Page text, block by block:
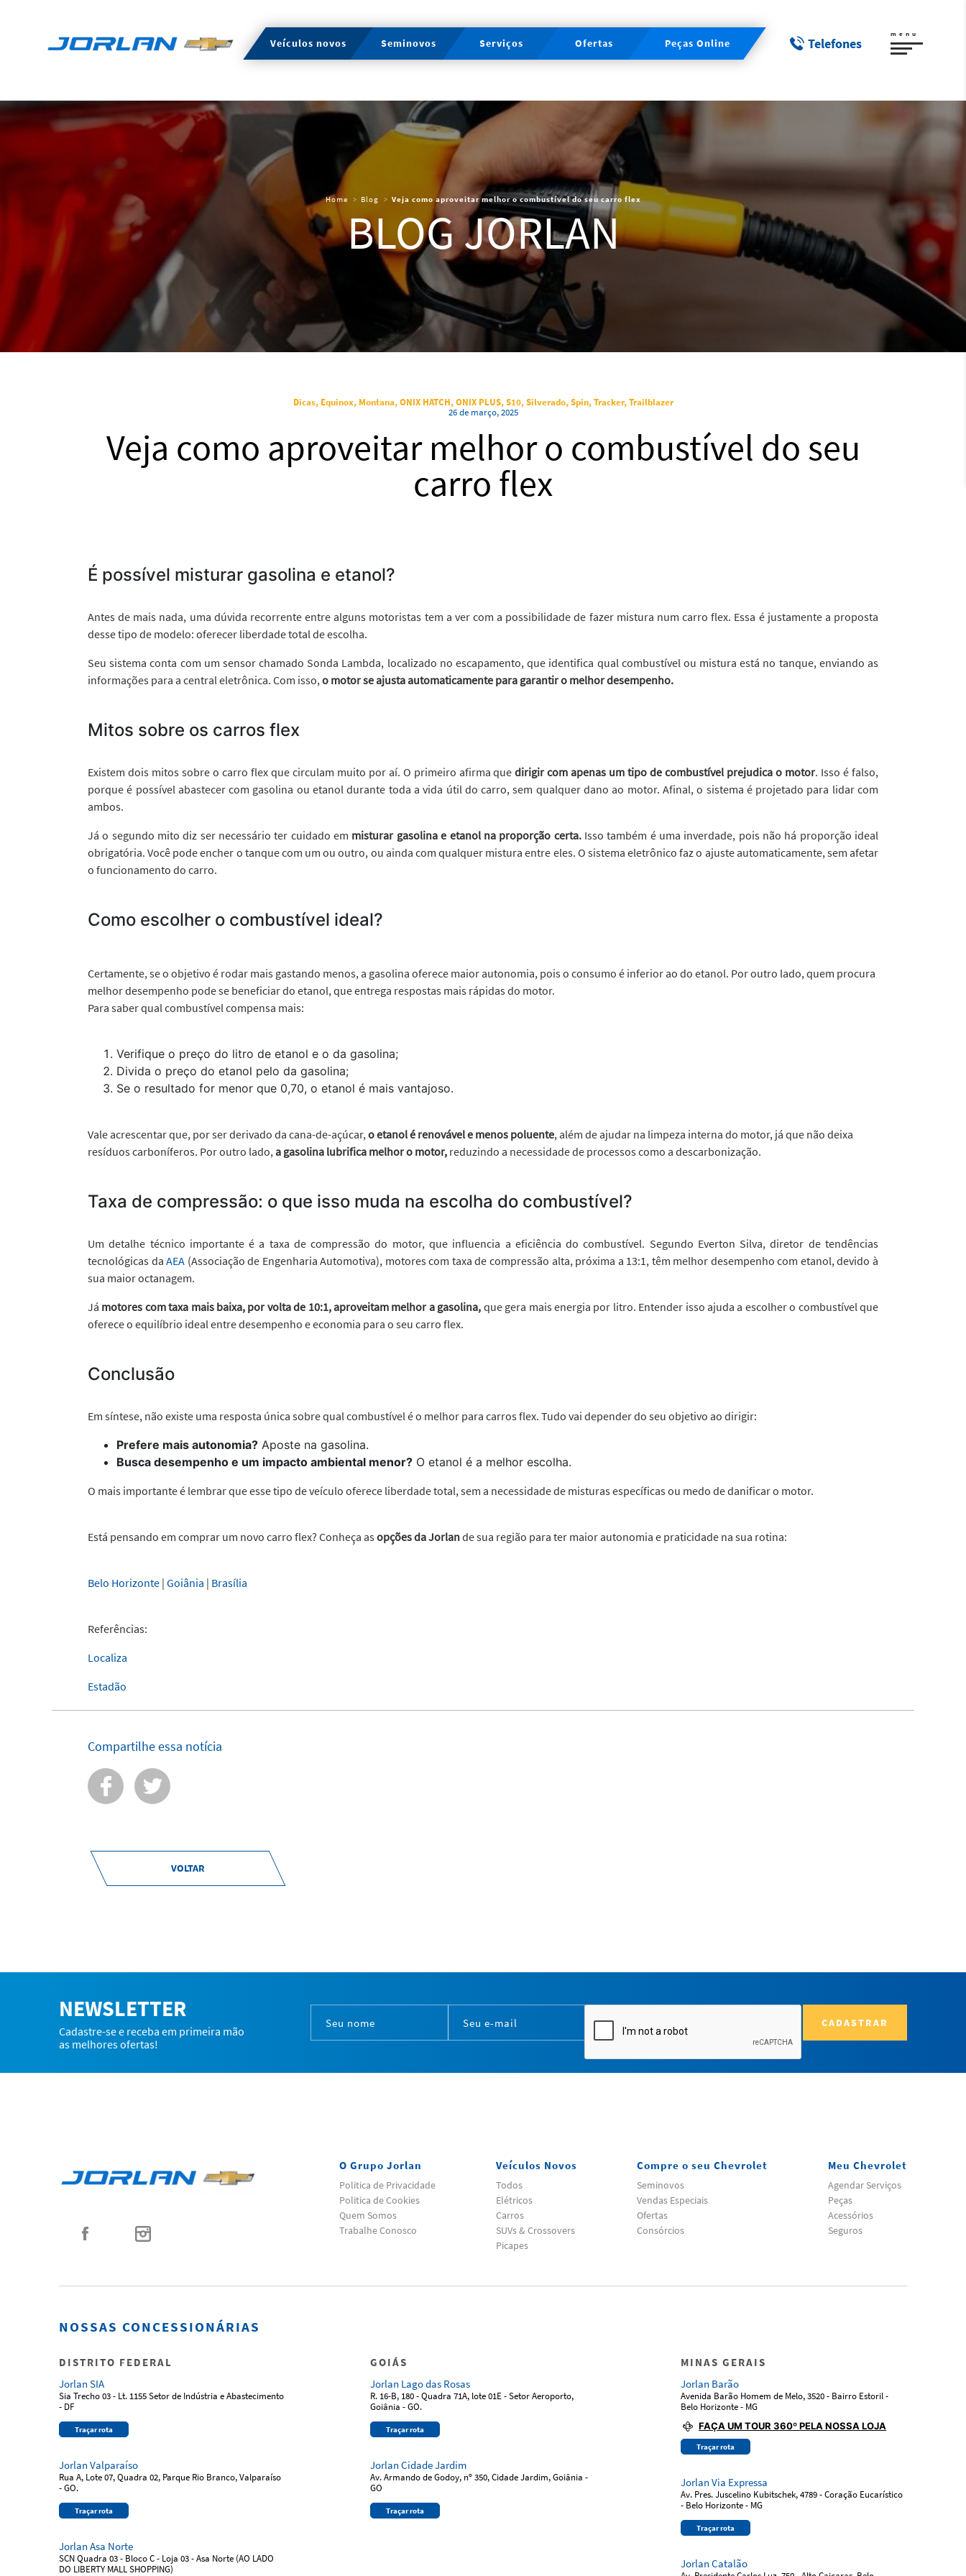
Veículos novos Seminovos Serviços Ofertas Peças Online Telefones
menu
Home Blog Veja como aproveitar melhor o combustível do seu carro flex
BLOG JORLAN
Dicas, Equinox, Montana, ONIX HATCH, ONIX PLUS, S10, Silverado, Spin, Tracker, Trailblazer
26 de março, 2025
Veja como aproveitar melhor o combustível do seu
carro flex
É possível misturar gasolina e etanol?
Antes de mais nada, uma dúvida recorrente entre alguns motoristas tem a ver com a possibilidade de fazer mistura num carro flex. Essa é justamente a proposta
desse tipo de modelo: oferecer liberdade total de escolha.
Seu sistema conta com um sensor chamado Sonda Lambda, localizado no escapamento, que identifica qual combustível ou mistura está no tanque, enviando as
informações para a central eletrônica. Com isso,o motor se ajusta automaticamente para garantir o melhor desempenho.
Mitos sobre os carros flex
Existem dois mitos sobre o carro flex que circulam muito por aí. O primeiro afirma quedirigir com apenas um tipo de combustível prejudica o motor. Isso é falso,
porque é possível abastecer com gasolina ou etanol durante toda a vida útil do carro, sem qualquer dano ao motor. Afinal, o sistema é projetado para lidar com
ambos.
Já o segundo mito diz ser necessário ter cuidado em misturar gasolina e etanol na proporção certa.Isso também é uma inverdade, pois não há proporção ideal
obrigatória. Você pode encher o tanque com um ou outro, ou ainda com qualquer mistura entre eles. O sistema eletrônico faz o ajuste automaticamente, sem afetar
o funcionamento do carro.
Como escolher o combustível ideal?
Certamente, se o objetivo é rodar mais gastando menos, a gasolina oferece maior autonomia, pois o consumo é inferior ao do etanol. Por outro lado, quem procura
melhor desempenho pode se beneficiar do etanol, que entrega respostas mais rápidas do motor.
Para saber qual combustível compensa mais:
Verifique o preço do litro de etanol e o da gasolina;
Divida o preço do etanol pelo da gasolina;
Se o resultado for menor que 0,70, o etanol é mais vantajoso.
Vale acrescentar que, por ser derivado da cana-de-açúcar,o etanol é renovável e menos poluente, além de ajudar na limpeza interna do motor, já que não deixa
resíduos carboníferos. Por outro lado,a gasolina lubrifica melhor o motor, reduzindo a necessidade de processos como a descarbonização.
Taxa de compressão: o que isso muda na escolha do combustível?
Um detalhe técnico importante é a taxa de compressão do motor, que influencia a eficiência do combustível. Segundo Everton Silva, diretor de tendências
tecnológicas daAEA (Associação de Engenharia Automotiva), motores com taxa de compressão alta, próxima a 13:1, têm melhor desempenho com etanol, devido à
sua maior octanagem.
Já motores com taxa mais baixa, por volta de 10:1, aproveitam melhor a gasolina, que gera mais energia por litro. Entender isso ajuda a escolher o combustível que
oferece o equilíbrio ideal entre desempenho e economia para o seu carro flex.
Conclusão
Em síntese, não existe uma resposta única sobre qual combustível é o melhor para carros flex. Tudo vai depender do seu objetivo ao dirigir:
Prefere mais autonomia? Aposte na gasolina.
Busca desempenho e um impacto ambiental menor? O etanol é a melhor escolha.
O mais importante é lembrar que esse tipo de veículo oferece liberdade total, sem a necessidade de misturas específicas ou medo de danificar o motor.
Está pensando em comprar um novo carro flex? Conheça asopções da Jorlande sua região para ter maior autonomia e praticidade na sua rotina:
Belo Horizonte | Goiânia | Brasília
Referências:
Localiza
Estadão
Compartilhe essa notícia
VOLTAR
NEWSLETTER
Cadastre-se e receba em primeira mão
as melhores ofertas!
CADASTRAR
O Grupo Jorlan
Politica de Privacidade
Politica de Cookies
Quem Somos
Trabalhe Conosco
Veículos Novos
Todos
Elétricos
Carros
SUVs & Crossovers
Picapes
Compre o seu Chevrolet
Seminovos
Vendas Especiais
Ofertas
Consórcios
Meu Chevrolet
Agendar Serviços
Peças
Acessórios
Seguros
NOSSAS CONCESSIONÁRIAS
DISTRITO FEDERAL
Jorlan SIA
Sia Trecho 03 - Lt. 1155 Setor de Indústria e Abastecimento
- DF
Traçar rota
Jorlan Valparaíso
Rua A, Lote 07, Quadra 02, Parque Rio Branco, Valparaíso
- GO.
Traçar rota
Jorlan Asa Norte
SCN Quadra 03 - Bloco C - Loja 03 - Asa Norte (AO LADO
DO LIBERTY MALL SHOPPING)
GOIÁS
Jorlan Lago das Rosas
R. 16-B, 180 - Quadra 71A, lote 01E - Setor Aeroporto,
Goiânia - GO.
Traçar rota
Jorlan Cidade Jardim
Av. Armando de Godoy, nº 350, Cidade Jardim, Goiânia -
GO
Traçar rota
MINAS GERAIS
Jorlan Barão
Avenida Barão Homem de Melo, 3520 - Bairro Estoril -
Belo Horizonte - MG
FAÇA UM TOUR 360º PELA NOSSA LOJA
Traçar rota
Jorlan Via Expressa
Av. Pres. Juscelino Kubitschek, 4789 - Coração Eucarístico
- Belo Horizonte - MG
Traçar rota
Jorlan Catalão